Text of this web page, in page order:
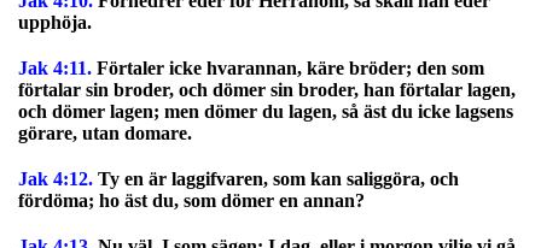
upphöja.
Jak 4:11. Förtaler icke hvarannan, käre bröder; den som
förtalar sin broder, och dömer sin broder, han förtalar lagen,
och dömer lagen; men dömer du lagen, så äst du icke lagsens
görare, utan domare.
Jak 4:12. Ty en är laggifvaren, som kan saliggöra, och
fördöma; ho äst du, som dömer en annan?